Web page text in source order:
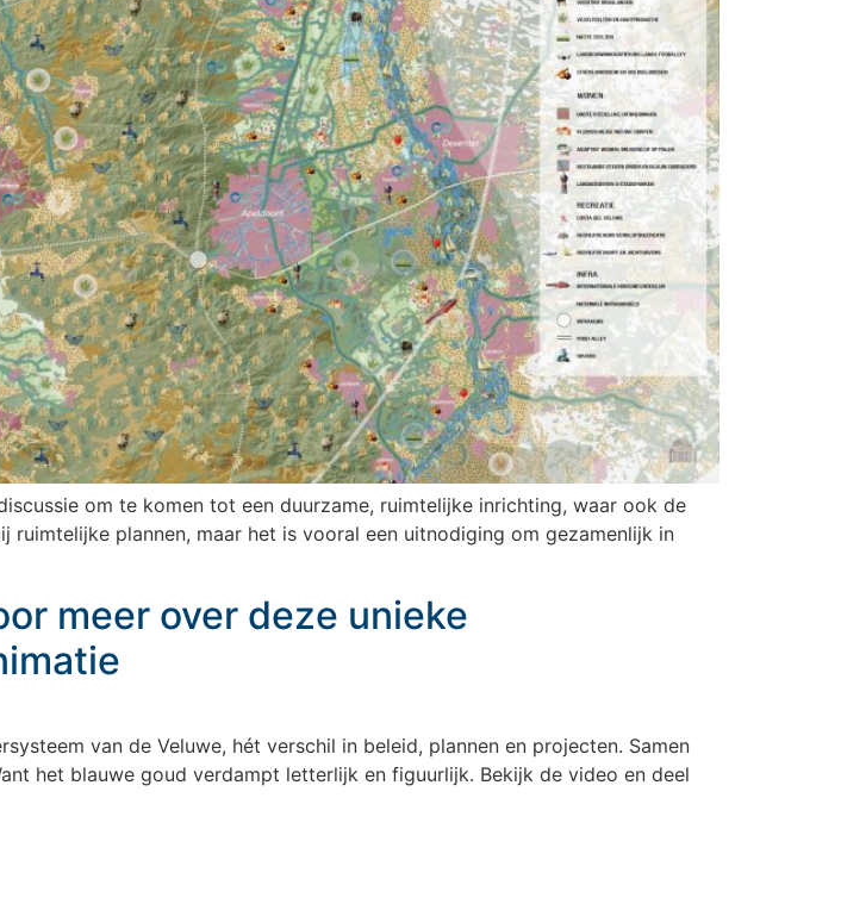
om te komen tot een duurzame, ruimtelijke inrichting, waar ook de
plannen, maar het is vooral een uitnodiging om gezamenlijk in
meer over deze unieke
van de Veluwe, hét verschil in beleid, plannen en projecten. Samen
het blauwe goud verdampt letterlijk en figuurlijk. Bekijk de video en deel